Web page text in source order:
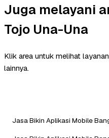
Juga melayani
Tojo Una-Una
Klik area untuk melihat
lainnya.
Jasa Bikin Aplikasi Mobile